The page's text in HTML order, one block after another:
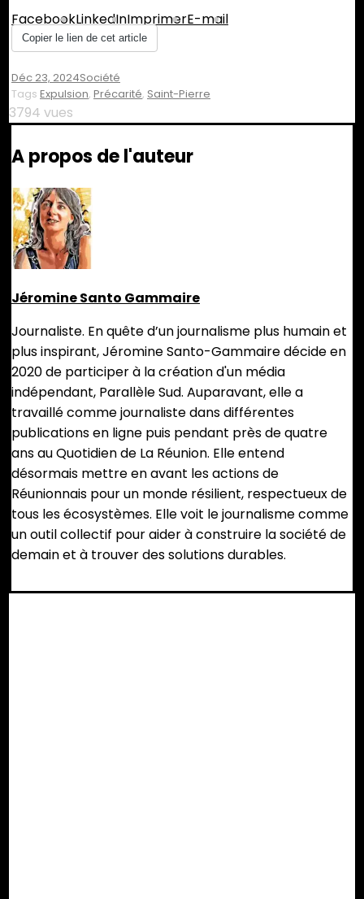
FacebookLinkedInImprimerE-mail
Copier le lien de cet article
Déc 23, 2024Société
Tags Expulsion, Précarité, Saint-Pierre
3794 vues
A propos de l'auteur
Jéromine Santo Gammaire
Journaliste. En quête d’un journalisme plus humain et
plus inspirant, Jéromine Santo-Gammaire décide en
2020 de participer à la création d'un média
indépendant, Parallèle Sud. Auparavant, elle a
travaillé comme journaliste dans différentes
publications en ligne puis pendant près de quatre
ans au Quotidien de La Réunion. Elle entend
désormais mettre en avant les actions de
Réunionnais pour un monde résilient, respectueux de
tous les écosystèmes. Elle voit le journalisme comme
un outil collectif pour aider à construire la société de
demain et à trouver des solutions durables.